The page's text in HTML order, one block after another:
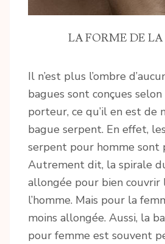
LA FORME DE LA
Il n’est plus l’ombre
bagues sont conçues
porteur, ce qu’il en est de
bague serpent. En effet,
serpent pour homme sont
Autrement dit, la spirale
allongée pour bien
l’homme. Mais pour la
moins allongée. Aussi, la
pour femme est souvent